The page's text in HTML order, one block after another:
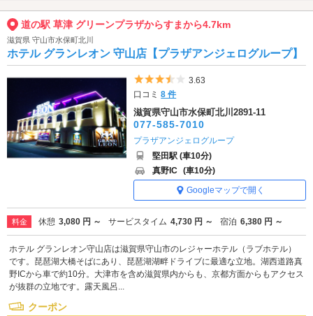
道の駅 草津 グリーンプラザからすまから4.7km
滋賀県 守山市水保町北川
ホテル グランレオン 守山店【プラザアンジェログループ】
5つ星のうち3.5
3.63
口コミ8 件
滋賀県守山市水保町北川2891-11
077-585-7010
プラザアンジェログループ
堅田駅 (車10分)
真野IC (車10分)
Googleマップで開く
料金 休憩 3,080 円 ～ サービスタイム 4,730 円 ～ 宿泊 6,380 円 ～
ホテル グランレオン守山店は滋賀県守山市のレジャーホテル（ラブホテル）
です。琵琶湖大橋そばにあり、琵琶湖湖畔ドライブに最適な立地。湖西道路真
野ICから車で約10分。大津市を含め滋賀県内からも、京都方面からもアクセス
が抜群の立地です。露天風呂...
クーポン